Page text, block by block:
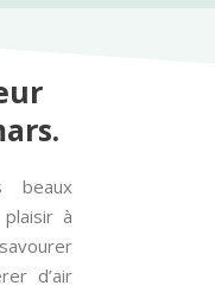
beaux
à
d’air